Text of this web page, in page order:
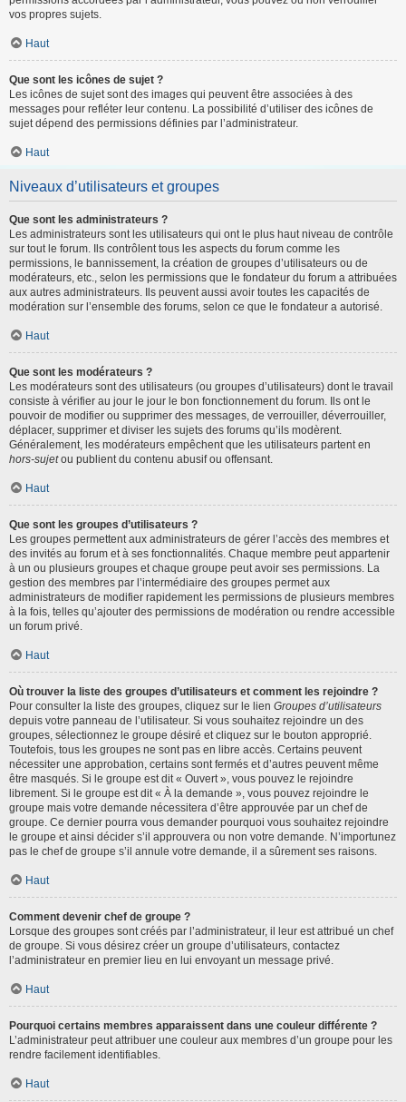
vos propres sujets.
Haut
Que sont les icônes de sujet ?
Les icônes de sujet sont des images qui peuvent être associées à des
messages pour refléter leur contenu. La possibilité d’utiliser des icônes de
sujet dépend des permissions définies par l’administrateur.
Haut
Niveaux d’utilisateurs et groupes
Que sont les administrateurs ?
Les administrateurs sont les utilisateurs qui ont le plus haut niveau de contrôle
sur tout le forum. Ils contrôlent tous les aspects du forum comme les
permissions, le bannissement, la création de groupes d’utilisateurs ou de
modérateurs, etc., selon les permissions que le fondateur du forum a attribuées
aux autres administrateurs. Ils peuvent aussi avoir toutes les capacités de
modération sur l’ensemble des forums, selon ce que le fondateur a autorisé.
Haut
Que sont les modérateurs ?
Les modérateurs sont des utilisateurs (ou groupes d’utilisateurs) dont le travail
consiste à vérifier au jour le jour le bon fonctionnement du forum. Ils ont le
pouvoir de modifier ou supprimer des messages, de verrouiller, déverrouiller,
déplacer, supprimer et diviser les sujets des forums qu’ils modèrent.
Généralement, les modérateurs empêchent que les utilisateurs partent en
hors-sujetou publient du contenu abusif ou offensant.
Haut
Que sont les groupes d’utilisateurs ?
Les groupes permettent aux administrateurs de gérer l’accès des membres et
des invités au forum et à ses fonctionnalités. Chaque membre peut appartenir
à un ou plusieurs groupes et chaque groupe peut avoir ses permissions. La
gestion des membres par l’intermédiaire des groupes permet aux
administrateurs de modifier rapidement les permissions de plusieurs membres
à la fois, telles qu’ajouter des permissions de modération ou rendre accessible
un forum privé.
Haut
Où trouver la liste des groupes d’utilisateurs et comment les rejoindre ?
Pour consulter la liste des groupes, cliquez sur le lien Groupes d’utilisateurs
depuis votre panneau de l’utilisateur. Si vous souhaitez rejoindre un des
groupes, sélectionnez le groupe désiré et cliquez sur le bouton approprié.
Toutefois, tous les groupes ne sont pas en libre accès. Certains peuvent
nécessiter une approbation, certains sont fermés et d’autres peuvent même
être masqués. Si le groupe est dit « Ouvert », vous pouvez le rejoindre
librement. Si le groupe est dit « À la demande », vous pouvez rejoindre le
groupe mais votre demande nécessitera d’être approuvée par un chef de
groupe. Ce dernier pourra vous demander pourquoi vous souhaitez rejoindre
le groupe et ainsi décider s’il approuvera ou non votre demande. N’importunez
pas le chef de groupe s’il annule votre demande, il a sûrement ses raisons.
Haut
Comment devenir chef de groupe ?
Lorsque des groupes sont créés par l’administrateur, il leur est attribué un chef
de groupe. Si vous désirez créer un groupe d’utilisateurs, contactez
l’administrateur en premier lieu en lui envoyant un message privé.
Haut
Pourquoi certains membres apparaissent dans une couleur différente ?
L’administrateur peut attribuer une couleur aux membres d’un groupe pour les
rendre facilement identifiables.
Haut